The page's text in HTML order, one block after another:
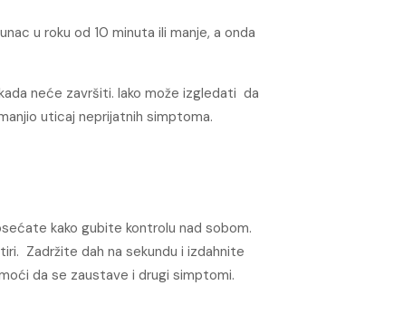
u roku od 10 minuta ili manje, a onda
neće završiti. Iako može izgledati da
uticaj neprijatnih simptoma.
kako gubite kontrolu nad sobom.
Zadržite dah na sekundu i izdahnite
da se zaustave i drugi simptomi.